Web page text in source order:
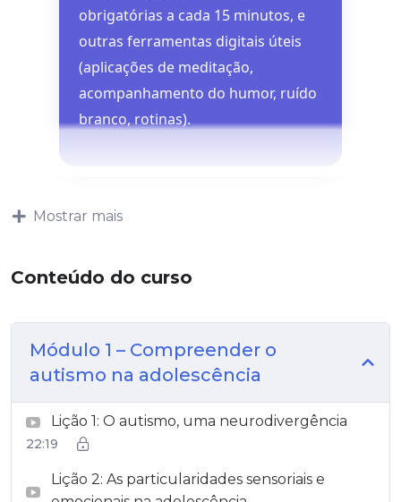
obrigatórias a cada 15 minutos, e
outras ferramentas digitais úteis
(aplicações de meditação,
acompanhamento do humor, ruído
branco, rotinas).
Mostrar mais
Conteúdo do curso
Módulo 1 – Compreender o
autismo na adolescência
Lição 1: O autismo, uma neurodivergência
22:19
Lição 2: As particularidades sensoriais e